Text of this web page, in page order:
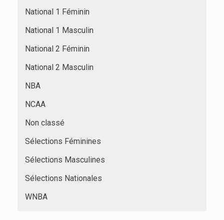
National 1 Féminin
National 1 Masculin
National 2 Féminin
National 2 Masculin
NBA
NCAA
Non classé
Sélections Féminines
Sélections Masculines
Sélections Nationales
WNBA